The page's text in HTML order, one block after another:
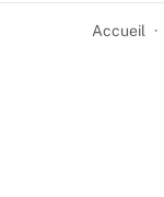
Accueil